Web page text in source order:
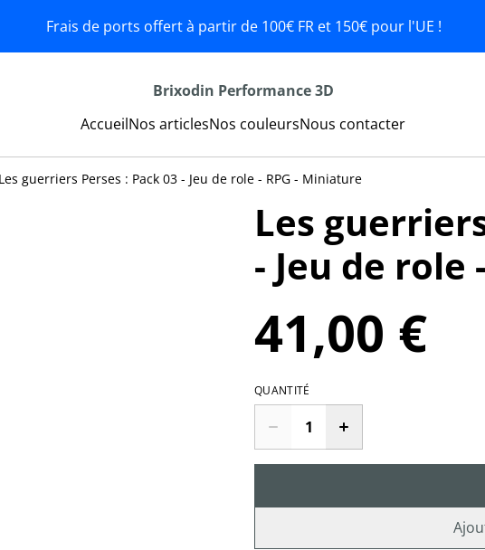
Frais de ports offert à partir de 100€ FR et 150€ pour l'UE !
Brixodin Performance 3D
AccueilNos articlesNos couleursNous contacter
Les guerriers Perses : Pack 03 - Jeu de role - RPG - Miniature
Les
- Jeu de role
41,00 €
QUANTITÉ